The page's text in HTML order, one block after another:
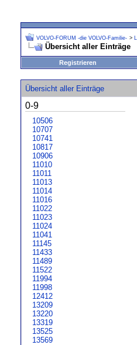
VOLVO-FORUM -die VOLVO-Familie- >
Übersicht aller Einträge
Registrieren
Übersicht aller Einträge
0-9
10506
10707
10741
10817
10906
11010
11011
11013
11014
11016
11022
11023
11024
11041
11145
11433
11489
11522
11994
11998
12412
13209
13220
13319
13525
13569